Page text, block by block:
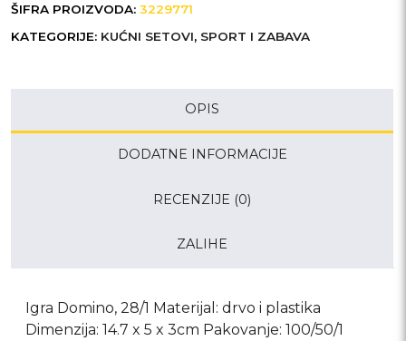
ŠIFRA PROIZVODA: 3229771
KATEGORIJE: KUĆNI SETOVI, SPORT I ZABAVA
OPIS
DODATNE INFORMACIJE
RECENZIJE (0)
ZALIHE
Igra Domino, 28/1 Materijal: drvo i plastika
Dimenzija: 14.7 x 5 x 3cm Pakovanje: 100/50/1